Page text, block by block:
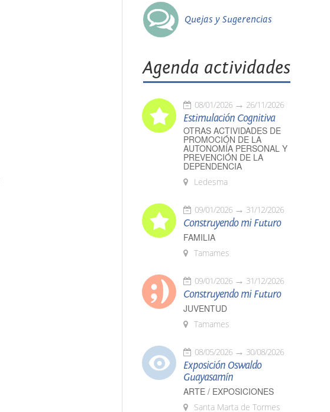
Quejas y Sugerencias
Agenda actividades
08/01/2026 26/11/2026
Estimulación Cognitiva
OTRAS ACTIVIDADES DE
PROMOCIÓN DE LA
AUTONOMÍA PERSONAL Y
PREVENCIÓN DE LA
DEPENDENCIA
Ledesma
09/01/2026 31/12/2026
Construyendo mi Futuro
FAMILIA
Tamames
09/01/2026 31/12/2026
Construyendo mi Futuro
JUVENTUD
Tamames
08/05/2026 30/08/2026
Exposición Oswaldo
Guayasamín
ARTE / EXPOSICIONES
Santa Marta de Tormes